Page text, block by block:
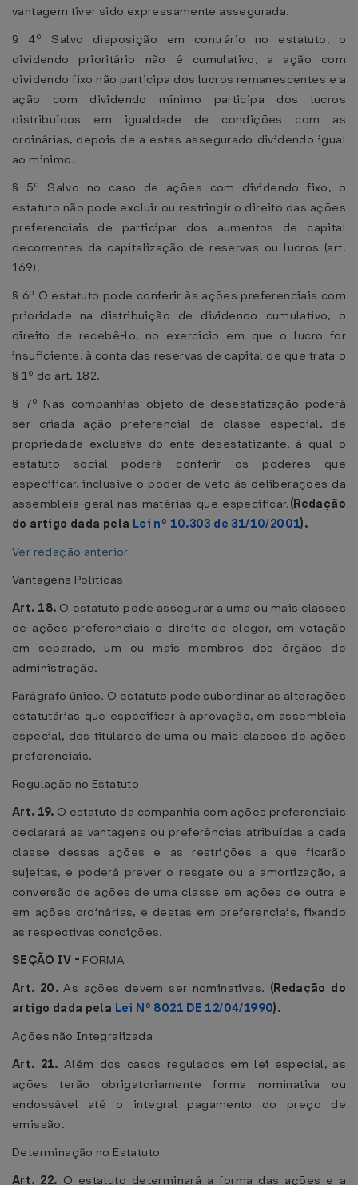
vantagem tiver sido expressamente assegurada.
§ 4º Salvo disposição em contrário no estatuto, o
dividendo prioritário não é cumulativo, a ação com
dividendo fixo não participa dos lucros remanescentes e a
ação com dividendo mínimo participa dos lucros
distribuídos em igualdade de condições com as
ordinárias, depois de a estas assegurado dividendo igual
ao mínimo.
§ 5º Salvo no caso de ações com dividendo fixo, o
estatuto não pode excluir ou restringir o direito das ações
preferenciais de participar dos aumentos de capital
decorrentes da capitalização de reservas ou lucros (art.
169).
§ 6º O estatuto pode conferir às ações preferenciais com
prioridade na distribuição de dividendo cumulativo, o
direito de recebê-lo, no exercício em que o lucro for
insuficiente, à conta das reservas de capital de que trata o
§ 1º do art. 182.
§ 7º Nas companhias objeto de desestatização poderá
ser criada ação preferencial de classe especial, de
propriedade exclusiva do ente desestatizante, à qual o
estatuto social poderá conferir os poderes que
especificar, inclusive o poder de veto às deliberações da
assembleia-geral nas matérias que especificar.(Redação
do artigo dada pela Lei nº 10.303 de 31/10/2001).
Ver redação anterior
Vantagens Políticas
Art. 18. O estatuto pode assegurar a uma ou mais classes
de ações preferenciais o direito de eleger, em votação
em separado, um ou mais membros dos órgãos de
administração.
Parágrafo único. O estatuto pode subordinar as alterações
estatutárias que especificar à aprovação, em assembleia
especial, dos titulares de uma ou mais classes de ações
preferenciais.
Regulação no Estatuto
Art. 19. O estatuto da companhia com ações preferenciais
declarará as vantagens ou preferências atribuídas a cada
classe dessas ações e as restrições a que ficarão
sujeitas, e poderá prever o resgate ou a amortização, a
conversão de ações de uma classe em ações de outra e
em ações ordinárias, e destas em preferenciais, fixando
as respectivas condições.
SEÇÃO IV - FORMA
Art. 20.As ações devem ser nominativas. (Redação do
artigo dada pela Lei Nº 8021 DE 12/04/1990).
Ações não Integralizada
Art. 21. Além dos casos regulados em lei especial, as
ações terão obrigatoriamente forma nominativa ou
endossável até o integral pagamento do preço de
emissão.
Determinação no Estatuto
Art. 22. O estatuto determinará a forma das ações e a